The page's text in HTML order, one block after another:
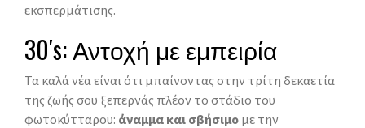
εκσπερμάτισης.
30′s: Αντοχή με εμπειρία
Τα καλά νέα είναι ότι μπαίνοντας στην τρίτη δεκαετία
της ζωής σου ξεπερνάς πλέον το στάδιο του
φωτοκύτταρου: άναμμα και σβήσιμο με την